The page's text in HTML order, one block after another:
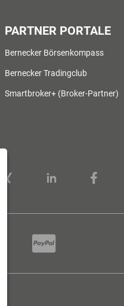
PARTNER PORTALE
Bernecker Börsenkompass
Bernecker Tradingclub
Smartbroker+ (Broker-Partner)